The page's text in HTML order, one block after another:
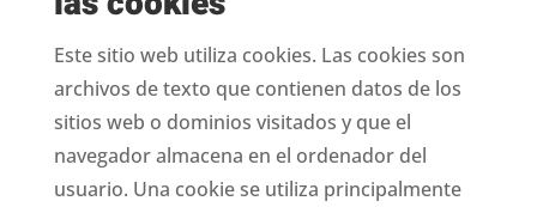
Este sitio web utiliza cookies. Las cookies son
archivos de texto que contienen datos de los
sitios web o dominios visitados y que el
navegador almacena en el ordenador del
usuario. Una cookie se utiliza principalmente